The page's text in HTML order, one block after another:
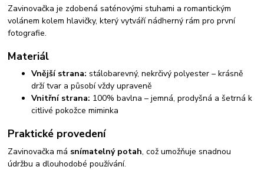
Zavinovačka je zdobená saténovými stuhami a romantickým
volánem kolem hlavičky, který vytváří nádherný rám pro první
fotografie.
Materiál
Vnější strana: stálobarevný, nekrčivý polyester – krásně
drží tvar a působí vždy upraveně
Vnitřní strana: 100% bavlna – jemná, prodyšná a šetrná k
citlivé pokožce miminka
Praktické provedení
Zavinovačka má snímatelný potah, což umožňuje snadnou
údržbu a dlouhodobé používání.